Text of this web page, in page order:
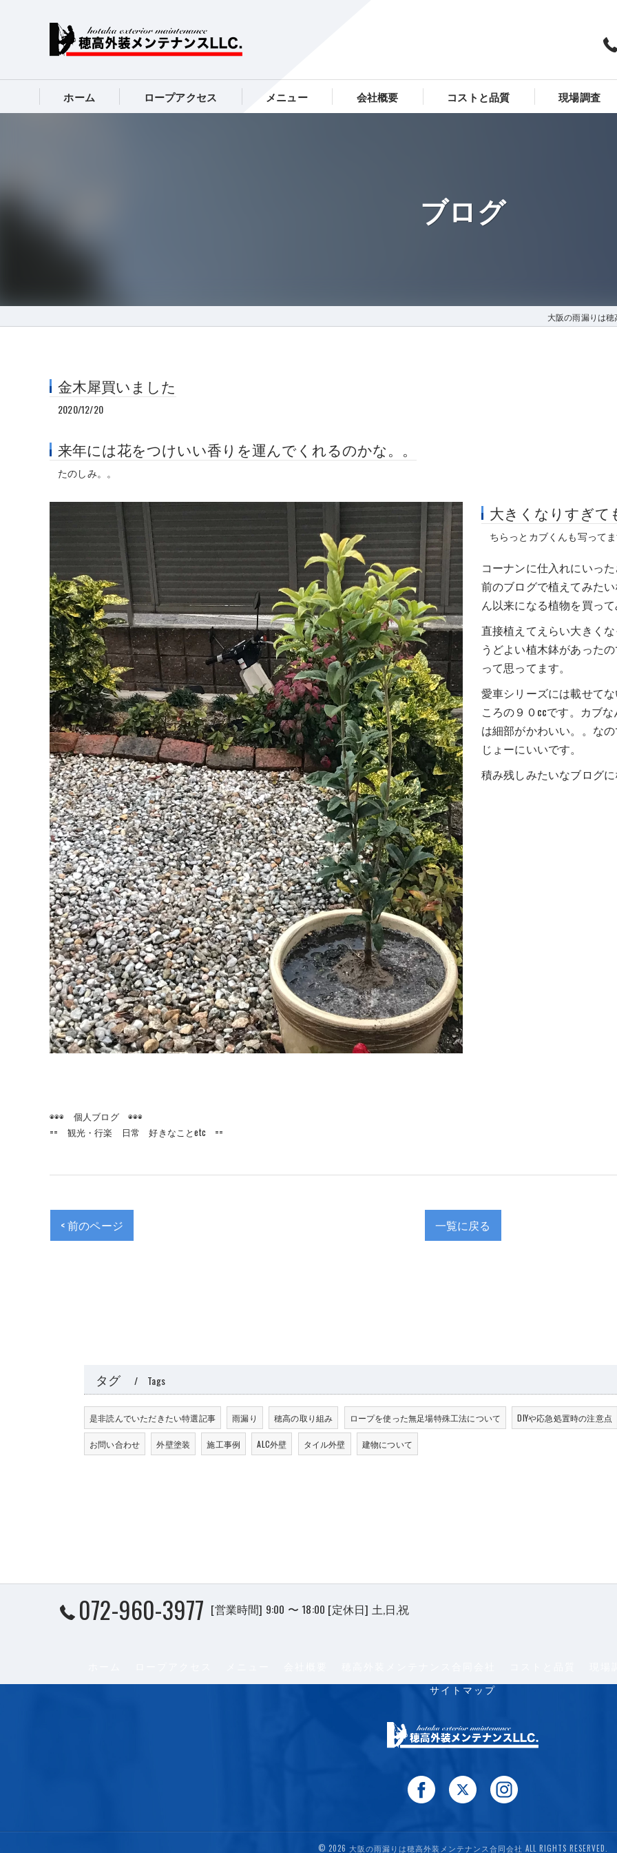
ホーム ロープアクセス メニュー 会社概要 コストと品質 現場調査
ブログ
大阪の雨漏りは
金木犀買いました
2020/12/20
来年には花をつけいい香りを運んでくれるのかな。。
たのしみ。。
大きくなりすぎて
ちらっとカブくんも写って
コーナンに仕入れにいっ
前のブログで植えてみた
ん以来になる植物を買って
直接植えてえらい大きく
うどよい植木鉢があった
って思ってます。
愛車シリーズには載せて
ころの９０ccです。カブ
は細部がかわいい。。な
じょーにいいです。
積み残しみたいなブログに
◉◉◉ 個人ブログ ◉◉◉
== 観光・行楽 日常 好きなことetc ==
< 前のページ 一覧に戻る
タグ Tags
是非読んでいただきたい特選記事 雨漏り 穂高の取り組み ロープを使った無足場特殊工法について DIYや応急処置時の注意点
お問い合わせ 外壁塗装 施工事例 ALC外壁 タイル外壁 建物について
072-960-3977 [営業時間] 9:00 〜 18:00 [定休日] 土,日,祝
サイトマップ
© 2026 大阪の雨漏りは穂高外装メンテナンス合同会社 ALL RIGHTS RESERVED.